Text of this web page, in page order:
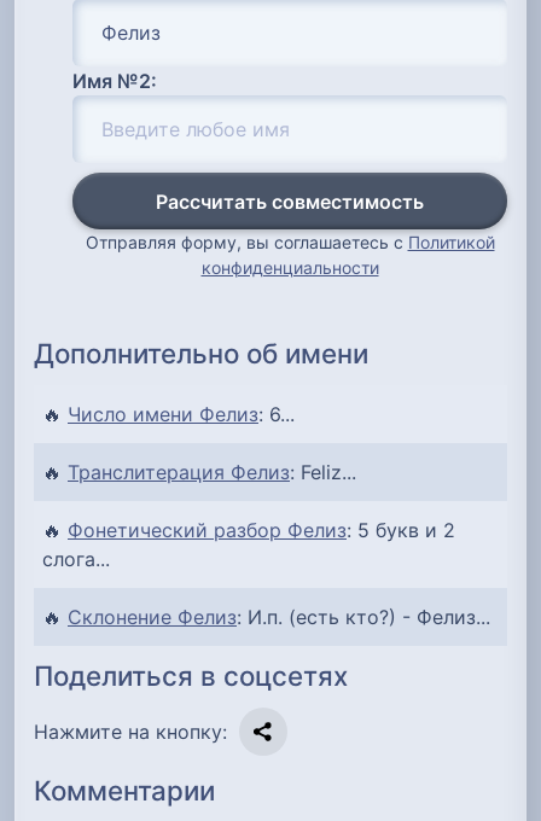
Имя №2:
Рассчитать совместимость
Отправляя форму, вы соглашаетесь с Политикой
конфиденциальности
Дополнительно об имени
🔥 Число имени Фелиз: 6...
🔥 Транслитерация Фелиз: Feliz...
🔥 Фонетический разбор Фелиз: 5 букв и 2
слога...
🔥 Склонение Фелиз: И.п. (есть кто?) - Фелиз...
Поделиться в соцсетях
Нажмите на кнопку:
Комментарии